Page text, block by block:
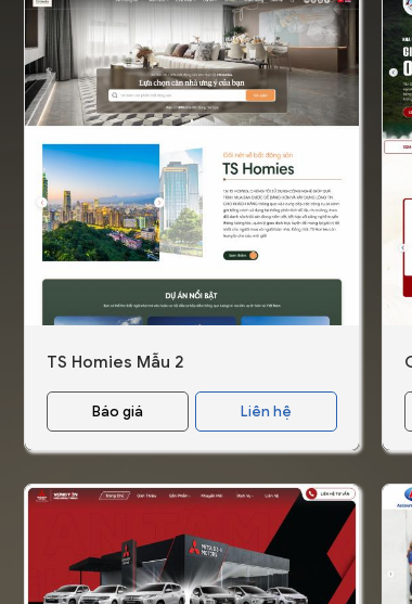
TS Homies Mẫu 2
Báo giá Liên hệ